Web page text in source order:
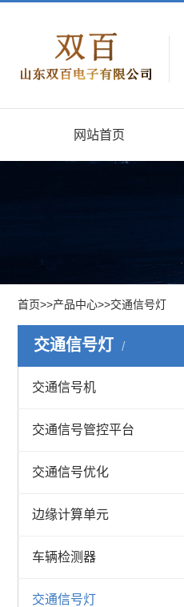
网站首页
首页>>产品中心>>交通信号灯
交通信号灯
交通信号机
交通信号管控平台
交通信号优化
边缘计算单元
车辆检测器
交通信号灯